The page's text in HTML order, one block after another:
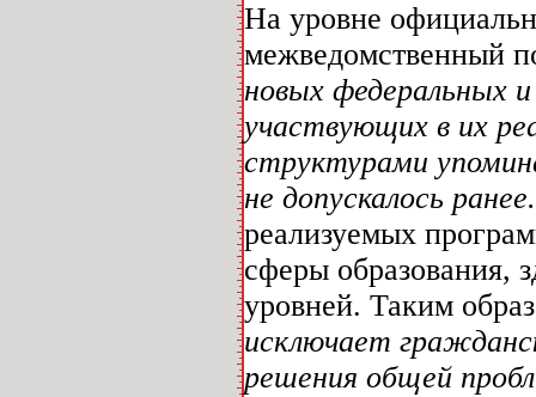
На уровне
межведомственный
новых федеральных
участвующих в их
структурами
не допускалось ранее.
реализуемых
сферы образования,
уровней. Таким
исключает
решения общей